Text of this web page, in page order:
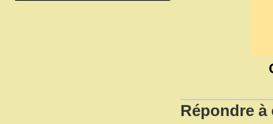
Répondre à